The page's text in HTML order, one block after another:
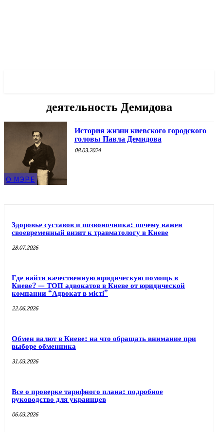
деятельность Демидова
О МЭРЕ
История жизни киевского городского
головы Павла Демидова
08.03.2024
Здоровье суставов и позвоночника: почему важен
своевременный визит к травматологу в Киеве
28.07.2026
Где найти качественную юридическую помощь в
Киеве? — ТОП адвокатов в Киеве от юридической
компании “Адвокат в місті”
22.06.2026
Обмен валют в Киеве: на что обращать внимание при
выборе обменника
31.03.2026
Все о проверке тарифного плана: подробное
руководство для украинцев
06.03.2026